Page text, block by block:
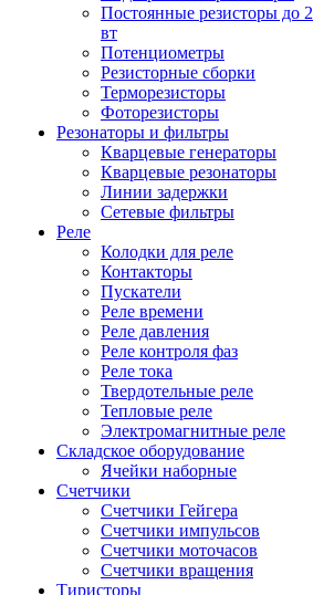
Постоянные резисторы до 2
вт
Потенциометры
Резисторные сборки
Терморезисторы
Фоторезисторы
Резонаторы и фильтры
Кварцевые генераторы
Кварцевые резонаторы
Линии задержки
Сетевые фильтры
Реле
Колодки для реле
Контакторы
Пускатели
Реле времени
Реле давления
Реле контроля фаз
Реле тока
Твердотельные реле
Тепловые реле
Электромагнитные реле
Складское оборудование
Ячейки наборные
Счетчики
Счетчики Гейгера
Счетчики импульсов
Счетчики моточасов
Счетчики вращения
Тиристоры